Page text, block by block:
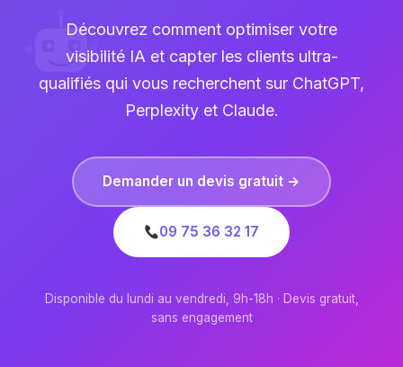
Découvrez comment optimiser votre
visibilité IA et capter les clients ultra-
qualifiés qui vous recherchent sur ChatGPT,
Perplexity et Claude.
Demander un devis gratuit →
09 75 36 32 17
Disponible du lundi au vendredi, 9h-18h · Devis gratuit,
sans engagement